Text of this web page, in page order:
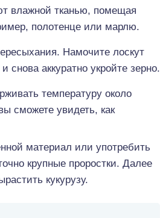
влажной тканью, помещая
полотенце или марлю.
Намочите лоскут
снова аккуратно укройте зерно.
температуру около
сможете увидеть, как
материал или употребить
крупные проростки. Далее
кукурузу.